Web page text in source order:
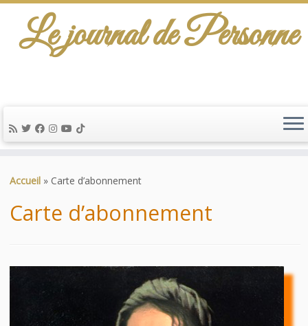
au
Le journal de Personne
Accueil » Carte d’abonnement
Carte d’abonnement